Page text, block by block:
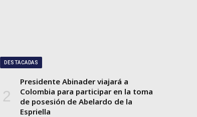
DESTACADAS
Presidente Abinader viajará a
Colombia para participar en la toma
de posesión de Abelardo de la
Espriella